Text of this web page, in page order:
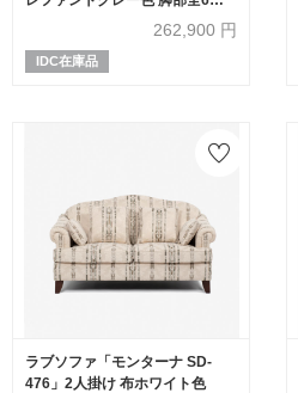
262,900 円
IDC在庫品
ラブソファ「モンターナ SD-
476」2人掛け 布ホワイト色